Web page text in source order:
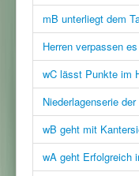
mB unterliegt dem
Herren verpassen
wC lässt Punkte im
Niederlagenserie
wB geht mit
wA geht Erfolgreich